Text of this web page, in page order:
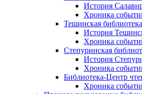
История
Хроника
Тешинская библиотека
История
Хроника
Степуринская
История
Хроника
Библиотека-Центр
Хроника